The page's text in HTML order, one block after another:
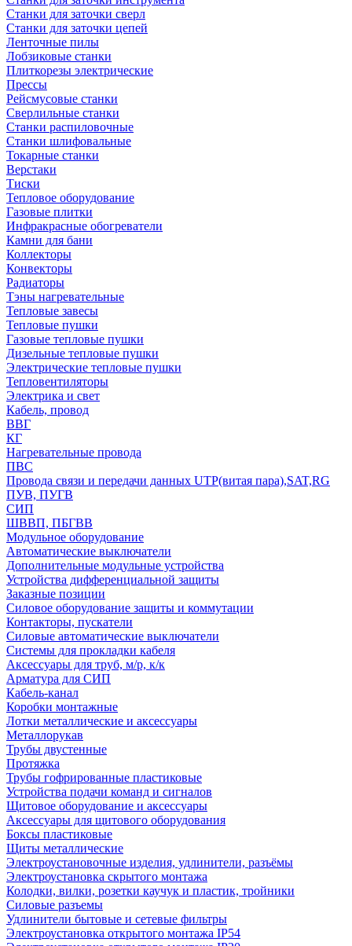
Станки для заточки сверл
Станки для заточки цепей
Ленточные пилы
Лобзиковые станки
Плиткорезы электрические
Прессы
Рейсмусовые станки
Сверлильные станки
Станки распиловочные
Станки шлифовальные
Токарные станки
Верстаки
Тиски
Тепловое оборудование
Газовые плитки
Инфракрасные обогреватели
Камни для бани
Коллекторы
Конвекторы
Радиаторы
Тэны нагревательные
Тепловые завесы
Тепловые пушки
Газовые тепловые пушки
Дизельные тепловые пушки
Электрические тепловые пушки
Тепловентиляторы
Электрика и свет
Кабель, провод
ВВГ
КГ
Нагревательные провода
ПВС
Провода связи и передачи данных UTP(витая пара),SAT,RG
ПУВ, ПУГВ
СИП
ШВВП, ПБГВВ
Модульное оборудование
Автоматические выключатели
Дополнительные модульные устройства
Устройства дифференциальной защиты
Заказные позиции
Силовое оборудование защиты и коммутации
Контакторы, пускатели
Силовые автоматические выключатели
Системы для прокладки кабеля
Аксессуары для труб, м/р, к/к
Арматура для СИП
Кабель-канал
Коробки монтажные
Лотки металлические и аксессуары
Металлорукав
Трубы двустенные
Протяжка
Трубы гофрированные пластиковые
Устройства подачи команд и сигналов
Щитовое оборудование и аксессуары
Аксессуары для щитового оборудования
Боксы пластиковые
Щиты металлические
Электроустановочные изделия, удлинители, разъёмы
Электроустановка скрытого монтажа
Колодки, вилки, розетки каучук и пластик, тройники
Силовые разъемы
Удлинители бытовые и сетевые фильтры
Электроустановка открытого монтажа IP54